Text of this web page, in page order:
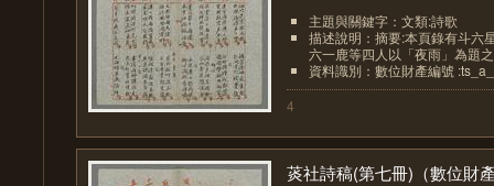
主題與關鍵字：文類:詩歌
描述說明：摘要:本頁錄有斗六
六一鹿等四人以「夜雨」為題
資料識別：數位財產編號
4
菼社詩稿(第七冊)（數位財